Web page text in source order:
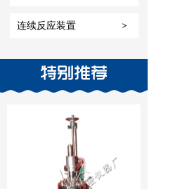
连续反应装置